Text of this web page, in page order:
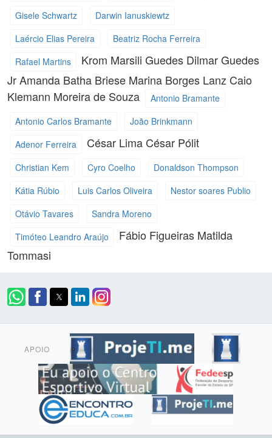
Gisele Schwartz
Darwin Ianuskiewtz
Laércio Elias Pereira
Beatriz Rocha Ferreira
Rafael Martins
Krom Marsili Guedes Dilmar Guedes
JrAmanda Batha Briese Marina Borges Lanz Caio
Klemann Moreira de Souza
Antonio Bramante
Antonio Carlos Bramante
João Brinkmann
Adenor Ferreira
César Lima César Pólit
Christian Kem Cyro Coelho
Donaldson Thompson
Kátia Rúbio
Luis Carlos Oliveira
Nestor soares Publio
Otávio Tavares
Sandra Moreno
Timóteo Leandro Araújo
Fábio Figueiras Matilda
Tommasi
APOIO